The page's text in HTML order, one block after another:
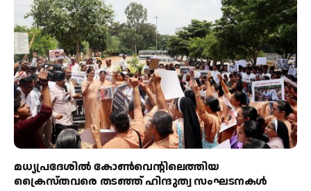
മധ്യപ്രദേശിൽ കോൺവെന്റിലെത്തിയ
ക്രൈസ്തവരെ തടഞ്ഞ് ഹിന്ദുത്വ സംഘടനകൾ